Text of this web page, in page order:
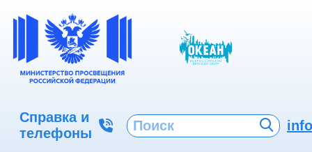
Справка и
телефоны